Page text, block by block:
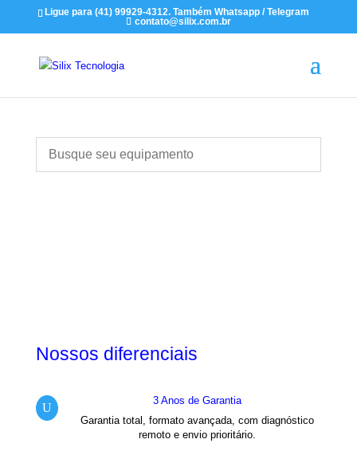
Ligue para (41) 99929-4312. Também Whatsapp / Telegram
contato@silix.com.br
Nossos diferenciais
U
3 Anos de Garantia
Garantia total, formato avançada, com diagnóstico
remoto e envio prioritário.